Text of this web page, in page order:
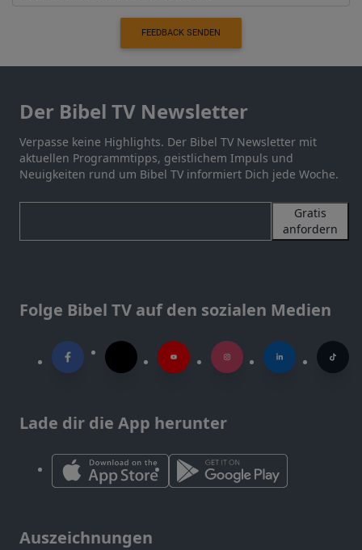
FEEDBACK SENDEN
Der Bibel TV Newsletter
Verpasse keine Highlights. Der Bibel TV Newsletter mit
aktuellen Programmtipps, geistlichem Impuls und
Neuigkeiten rund um Bibel TV informiert Dich jede Woche.
Gratis
anfordern
Folge Bibel TV auf den sozialen Medien
Lade dir die App herunter
Auszeichnungen